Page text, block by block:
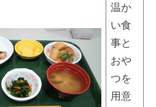
温か
い食
事と
おや
つを
用意